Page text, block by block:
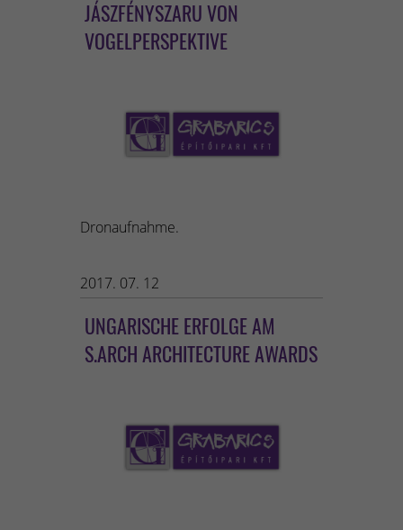
JÁSZFÉNYSZARU VON
VOGELPERSPEKTIVE
Dronaufnahme.
2017. 07. 12
UNGARISCHE ERFOLGE AM
S.ARCH ARCHITECTURE AWARDS